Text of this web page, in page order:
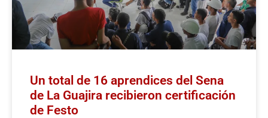
Un total de 16 aprendices del Sena
de La Guajira recibieron certificación
de Festo